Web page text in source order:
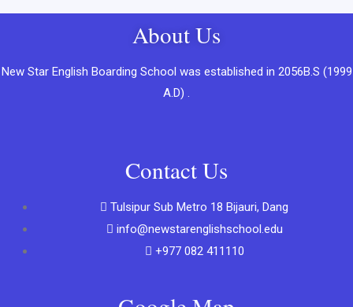
About Us
New Star English Boarding School was established in 2056B.S (1999
A.D) .
Contact Us
Tulsipur Sub Metro 18 Bijauri, Dang
info@newstarenglishschool.edu
+977 082 411110